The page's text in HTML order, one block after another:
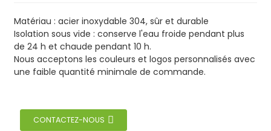
Matériau : acier inoxydable 304, sûr et durable
Isolation sous vide : conserve l'eau froide pendant plus
de 24 h et chaude pendant 10 h.
Nous acceptons les couleurs et logos personnalisés avec
une faible quantité minimale de commande.
CONTACTEZ-NOUS